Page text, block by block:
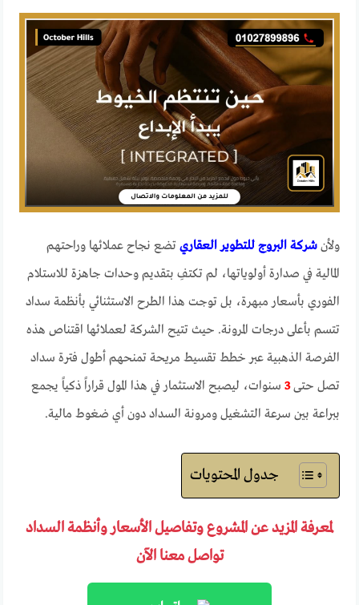
ولأنشركة البروج للتطوير العقاري تضع نجاح عملائها وراحتهم
المالية في صدارة أولوياتها، لم تكتفِ بتقديم وحدات جاهزة للاستلام
الفوري بأسعار مبهرة، بل توجت هذا الطرح الاستثنائي بأنظمة سداد
تتسم بأعلى درجات المرونة. حيث تتيح الشركة لعملائها اقتناص هذه
الفرصة الذهبية عبر خطط تقسيط مريحة تمنحهم أطول فترة سداد
تصل حتى3 سنوات، ليصبح الاستثمار في هذا المول قراراً ذكياً يجمع
ببراعة بين سرعة التشغيل ومرونة السداد دون أي ضغوط مالية.
جدول المحتويات
لمعرفة المزيد عن المشروع وتفاصيل الأسعار وأنظمة السداد
تواصل معنا الآن